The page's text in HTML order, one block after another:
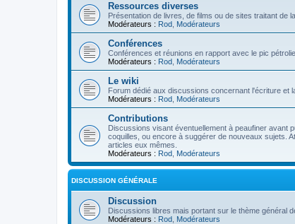
Ressources diverses
Présentation de livres, de films ou de sites traitant de
Modérateurs : Rod Modérateurs
Conférences
Conférences et réunions en rapport avec le pic
Modérateurs : Rod Modérateurs
Le wiki
Forum dédié aux discussions concernant l'écriture et
Modérateurs : Rod Modérateurs
Contributions
Discussions visant éventuellement à peaufiner avant
coquilles, ou encore à suggérer de nouveaux sujets.
articles eux mêmes.
Modérateurs : Rod Modérateurs
DISCUSSION GÉNÉRALE
Discussion
Discussions libres mais portant sur le thème général
Modérateurs : Rod Modérateurs